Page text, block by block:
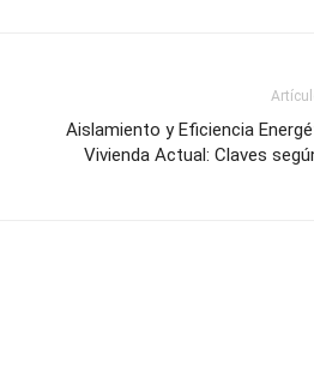
Aislamiento y Eficiencia
Vivienda Actual: Claves